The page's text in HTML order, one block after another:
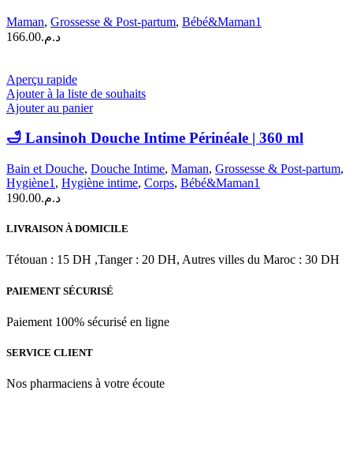
Maman, Grossesse & Post-partum, Bébé&Maman1
د.م.166.00
Aperçu rapide
Ajouter à la liste de souhaits
Ajouter au panier
🛁 Lansinoh Douche Intime Périnéale | 360 ml
Bain et Douche, Douche Intime, Maman, Grossesse & Post-partum,
Hygiène1 , Hygiène intime, Corps, Bébé&Maman1
د.م.190.00
LIVRAISON À DOMICILE
Tétouan : 15 DH ,Tanger : 20 DH, Autres villes du Maroc : 30 DH
PAIEMENT SÉCURISÉ
Paiement 100% sécurisé en ligne
SERVICE CLIENT
Nos pharmaciens à votre écoute